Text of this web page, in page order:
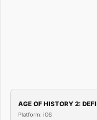
AGE OF HISTORY 2:
Platform: iOS